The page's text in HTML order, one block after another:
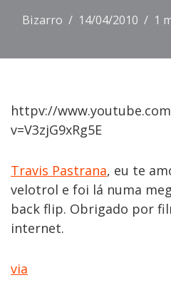
Bizarro 14/04/2010 1
httpv://
v=V3zjG9xRg5E
Travis Pastrana, eu te
velotrol e foi lá numa
back flip. Obrigado por
internet.
via